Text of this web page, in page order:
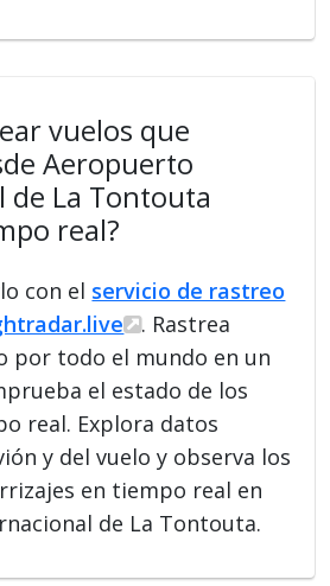
vuelos que
Aeropuerto
de La Tontouta
real?
con el servicio de rastreo
. Rastrea
por todo el mundo en un
el estado de los
real. Explora datos
y del vuelo y observa los
en tiempo real en
de La Tontouta.